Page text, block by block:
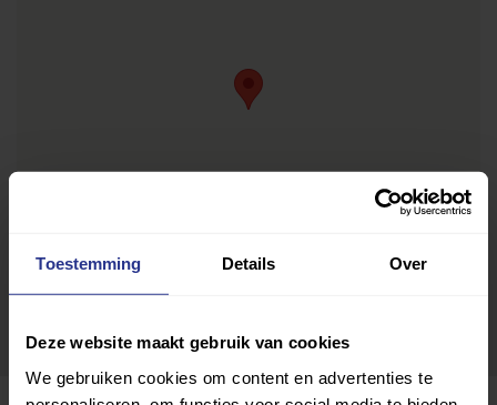
Toestemming Details Over
Deze website maakt gebruik van cookies
We gebruiken cookies om content en advertenties te